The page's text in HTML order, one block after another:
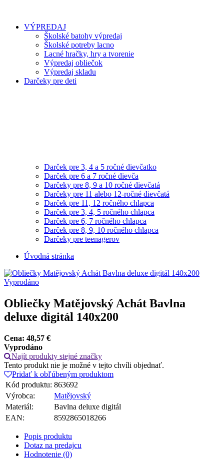
VÝPREDAJ
Školské batohy výpredaj
Školské potreby lacno
Lacné hračky, hry a tvorenie
Výpredaj obliečok
Výpredaj skladu
Darčeky pre deti
Darček pre 3, 4 a 5 ročné dievčatko
Darček pre 6 a 7 ročné dievča
Darčeky pre 8, 9 a 10 ročné dievčatá
Darčeky pre 11 alebo 12-ročné dievčatá
Darček pre 11, 12 ročného chlapca
Darček pre 3, 4, 5 ročného chlapca
Darček pre 6, 7 ročného chlapca
Darček pre 8, 9, 10 ročného chlapca
Darčeky pre teenagerov
Úvodná stránka
Vyprodáno
Obliečky Matějovský Achát Bavlna
deluxe digitál 140x200
Cena: 48,57 €
Vyprodáno
Najít produkty stejné značky
Tento produkt nie je možné v tejto chvíli objednať.
Pridať k obľúbeným produktom
Kód produktu: 863692
Výrobca:
Matějovský
Materiál:
Bavlna deluxe digitál
EAN:
8592865018266
Popis produktu
Dotaz na predajcu
Hodnotenie (0)